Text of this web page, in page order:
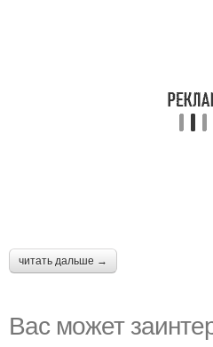
читать дальше →
Вас может